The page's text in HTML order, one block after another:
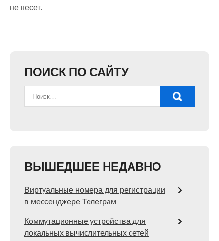
не несет.
ПОИСК ПО САЙТУ
ВЫШЕДШЕЕ НЕДАВНО
Виртуальные номера для регистрации
в мессенджере Телеграм
Коммутационные устройства для
локальных вычислительных сетей